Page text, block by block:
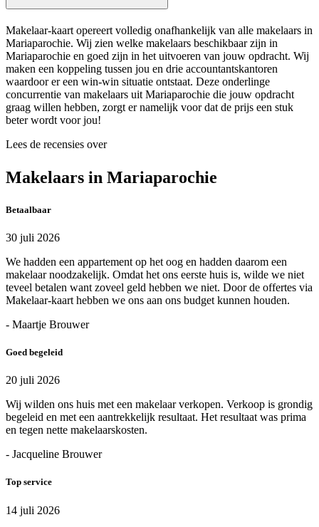
Makelaar-kaart opereert volledig onafhankelijk van alle makelaars in
Mariaparochie. Wij zien welke makelaars beschikbaar zijn in
Mariaparochie en goed zijn in het uitvoeren van jouw opdracht. Wij
maken een koppeling tussen jou en drie accountantskantoren
waardoor er een win-win situatie ontstaat. Deze onderlinge
concurrentie van makelaars uit Mariaparochie die jouw opdracht
graag willen hebben, zorgt er namelijk voor dat de prijs een stuk
beter wordt voor jou!
Lees de recensies over
Makelaars in Mariaparochie
Betaalbaar
30 juli 2026
We hadden een appartement op het oog en hadden daarom een
makelaar noodzakelijk. Omdat het ons eerste huis is, wilde we niet
teveel betalen want zoveel geld hebben we niet. Door de offertes via
Makelaar-kaart hebben we ons aan ons budget kunnen houden.
- Maartje Brouwer
Goed begeleid
20 juli 2026
Wij wilden ons huis met een makelaar verkopen. Verkoop is grondig
begeleid en met een aantrekkelijk resultaat. Het resultaat was prima
en tegen nette makelaarskosten.
- Jacqueline Brouwer
Top service
14 juli 2026